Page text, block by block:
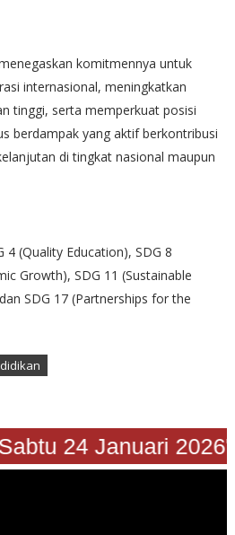
komitmennya untuk
internasional, meningkatkan
tinggi, serta memperkuat posisi
berdampak yang aktif berkontribusi
di tingkat nasional maupun
4 (Quality Education), SDG 8
Growth), SDG 11 (Sustainable
SDG 17 (Partnerships for the
Sabtu 24 Januari